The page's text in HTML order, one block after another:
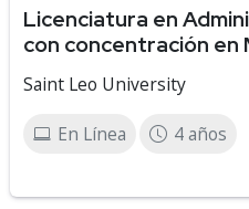
Licenciatura en
con concentración en
Saint Leo University
En Línea 4 años